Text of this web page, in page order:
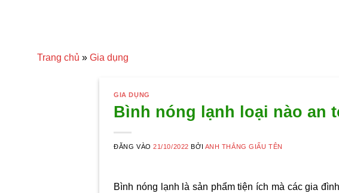
Trang chủ » Gia dụng
GIA DỤNG
Bình nóng lạnh loại nào an
ĐĂNG VÀO21/10/2022 BỞI ANH THẮNG GIẤU TÊN
Bình nóng lạnh là sản phẩm tiện ích mà các gia